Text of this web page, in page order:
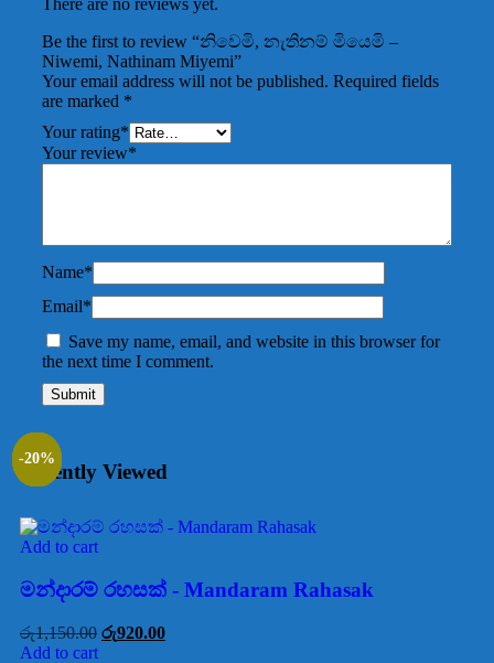
There are no reviews yet.
Be the first to review “නිවෙමි, නැතිනම් මියෙමි –
Niwemi, Nathinam Miyemi”
Your email address will not be published. Required fields
are marked *
Your rating*
Your review*
Name*
Email*
Save my name, email, and website in this browser for
the next time I comment.
Recently Viewed
-20%
Add to cart
මන්දාරම් රහසක් - Mandaram Rahasak
රු1,150.00 රු920.00
Add to cart
-20%
-20%
-20%
-20%